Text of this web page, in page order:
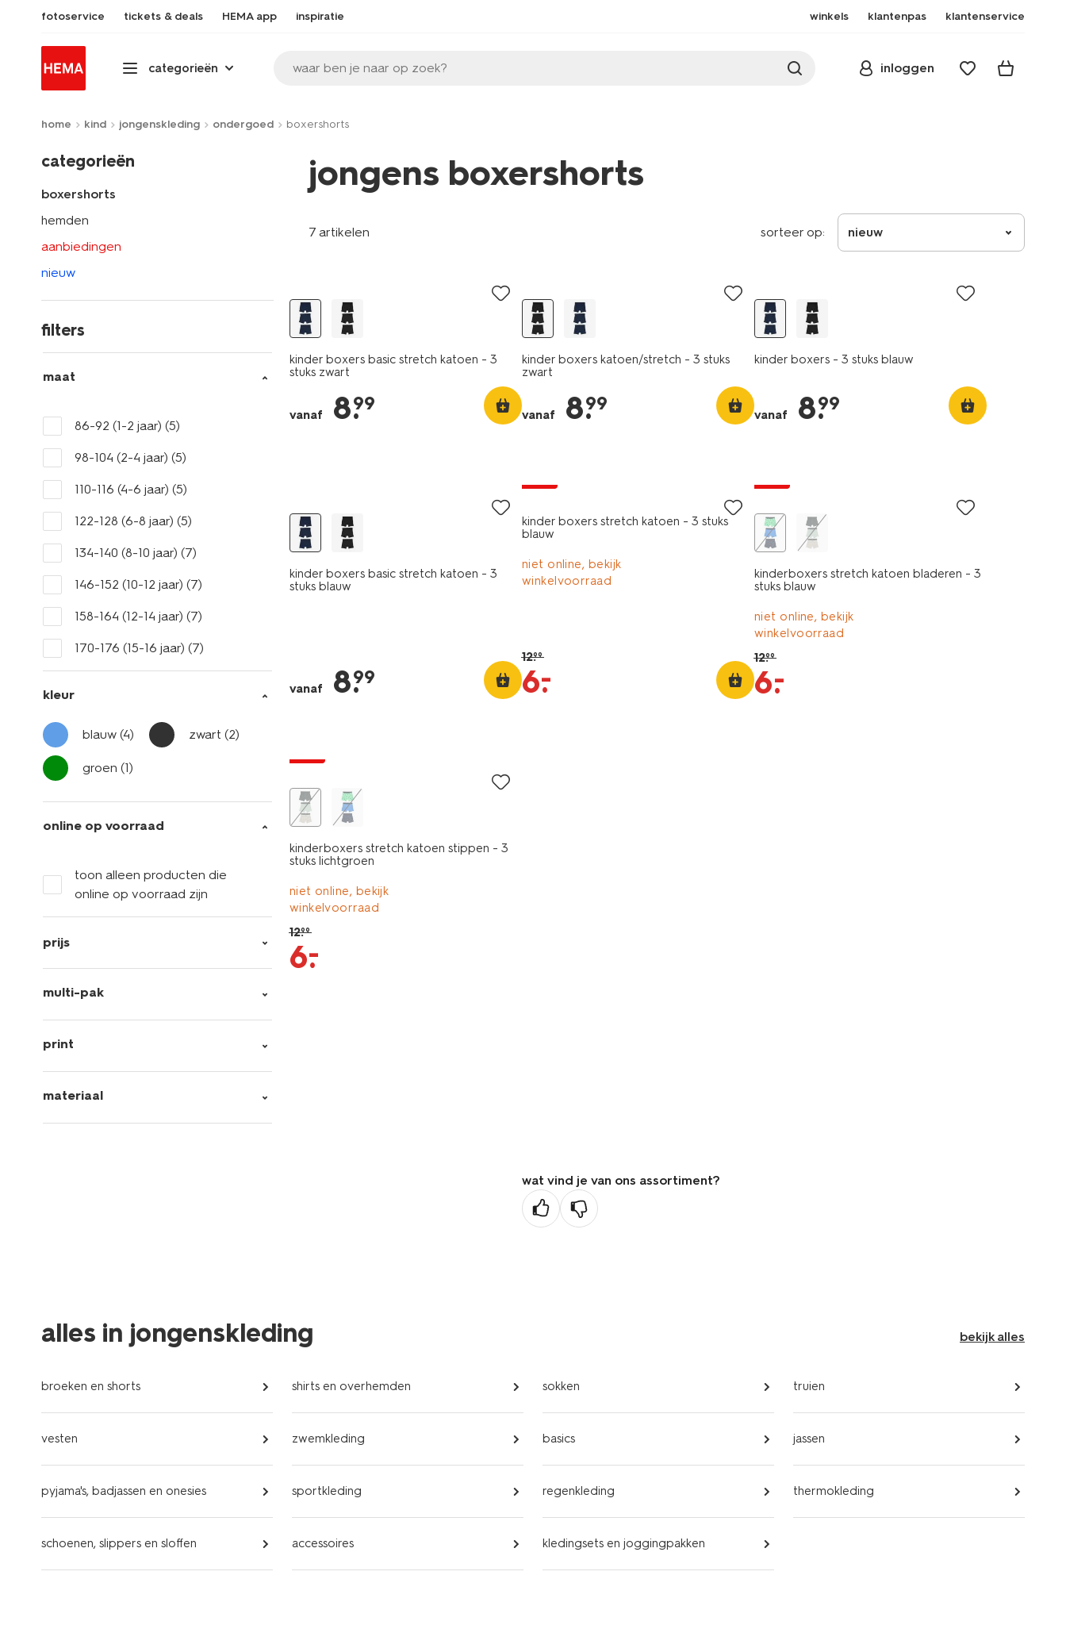
fotoservice tickets & deals HEMA app inspiratie winkels klantenpas klantenservice
categorieën waar ben je naar op zoek? inloggen
home kind jongenskleding ondergoed boxershorts
categorieën
boxershorts
hemden
aanbiedingen
nieuw
filters
maat
86-92 (1-2 jaar) (5)
98-104 (2-4 jaar) (5)
110-116 (4-6 jaar) (5)
122-128 (6-8 jaar) (5)
134-140 (8-10 jaar) (7)
146-152 (10-12 jaar) (7)
158-164 (12-14 jaar) (7)
170-176 (15-16 jaar) (7)
kleur
blauw (4) zwart(2)
groen (1)
online op voorraad
toon alleen producten die
online op voorraad zijn
prijs
multi-pak
print
materiaal
jongens boxershorts
7 artikelen sorteer op: nieuw
kinder boxers basic stretch katoen - 3
stuks zwart
vanaf 8.
99
kinder boxers katoen/stretch - 3 stuks
zwart
vanaf 8.
99
kinder boxers - 3 stuks blauw
vanaf 8.
99
kinder boxers basic stretch katoen - 3
stuks blauw
vanaf 8.
99
kinder boxers stretch katoen - 3 stuks
blauw
niet online, bekijk
winkelvoorraad
12.99
6.
–
kinderboxers stretch katoen bladeren - 3
stuks blauw
niet online, bekijk
winkelvoorraad
12.99
6.
–
kinderboxers stretch katoen stippen - 3
stuks lichtgroen
niet online, bekijk
winkelvoorraad
12.99
6.
–
wat vind je van ons assortiment?
alles in jongenskleding bekijk alles
broeken en shorts shirts en overhemden sokken truien
vesten zwemkleding basics jassen
pyjama's, badjassen en onesies sportkleding regenkleding thermokleding
schoenen, slippers en sloffen accessoires kledingsets en joggingpakken